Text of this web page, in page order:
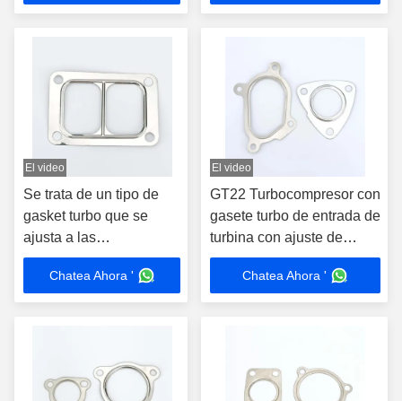
El video
Se trata de un tipo de
gasket turbo que se
ajusta a las
características de las
turbinas.
Chatea Ahora '
El video
GT22 Turbocompresor con
gasete turbo de entrada de
turbina con ajuste de
gasete de brida múltiple
Chatea Ahora '